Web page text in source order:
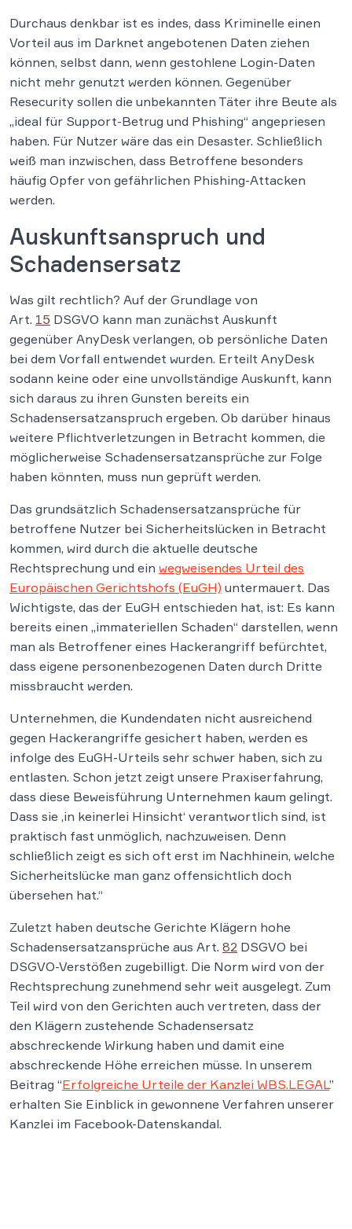
Durchaus denkbar ist es indes, dass Kriminelle einen
Vorteil aus im Darknet angebotenen Daten ziehen
können, selbst dann, wenn gestohlene Login-Daten
nicht mehr genutzt werden können. Gegenüber
Resecurity sollen die unbekannten Täter ihre Beute als
„ideal für Support-Betrug und Phishing“ angepriesen
haben. Für Nutzer wäre das ein Desaster. Schließlich
weiß man inzwischen, dass Betroffene besonders
häufig Opfer von gefährlichen Phishing-Attacken
werden.
Auskunftsanspruch und
Schadensersatz
Was gilt rechtlich? Auf der Grundlage von
Art. 15 DSGVO kann man zunächst Auskunft
gegenüber AnyDesk verlangen, ob persönliche Daten
bei dem Vorfall entwendet wurden. Erteilt AnyDesk
sodann keine oder eine unvollständige Auskunft, kann
sich daraus zu ihren Gunsten bereits ein
Schadensersatzanspruch ergeben. Ob darüber hinaus
weitere Pflichtverletzungen in Betracht kommen, die
möglicherweise Schadensersatzansprüche zur Folge
haben könnten, muss nun geprüft werden.
Das grundsätzlich Schadensersatzansprüche für
betroffene Nutzer bei Sicherheitslücken in Betracht
kommen, wird durch die aktuelle deutsche
Rechtsprechung und ein wegweisendes Urteil des
Europäischen Gerichtshofs (EuGH) untermauert. Das
Wichtigste, das der EuGH entschieden hat, ist: Es kann
bereits einen „immateriellen Schaden“ darstellen, wenn
man als Betroffener eines Hackerangriff befürchtet,
dass eigene personenbezogenen Daten durch Dritte
missbraucht werden.
Unternehmen, die Kundendaten nicht ausreichend
gegen Hackerangriffe gesichert haben, werden es
infolge des EuGH-Urteils sehr schwer haben, sich zu
entlasten. Schon jetzt zeigt unsere Praxiserfahrung,
dass diese Beweisführung Unternehmen kaum gelingt.
Dass sie ‚in keinerlei Hinsicht‘ verantwortlich sind, ist
praktisch fast unmöglich, nachzuweisen. Denn
schließlich zeigt es sich oft erst im Nachhinein, welche
Sicherheitslücke man ganz offensichtlich doch
übersehen hat.“
Zuletzt haben deutsche Gerichte Klägern hohe
Schadensersatzansprüche aus Art. 82 DSGVO bei
DSGVO-Verstößen zugebilligt. Die Norm wird von der
Rechtsprechung zunehmend sehr weit ausgelegt. Zum
Teil wird von den Gerichten auch vertreten, dass der
den Klägern zustehende Schadensersatz
abschreckende Wirkung haben und damit eine
abschreckende Höhe erreichen müsse. In unserem
Beitrag “Erfolgreiche Urteile der Kanzlei WBS.LEGAL”
erhalten Sie Einblick in gewonnene Verfahren unserer
Kanzlei im Facebook-Datenskandal.